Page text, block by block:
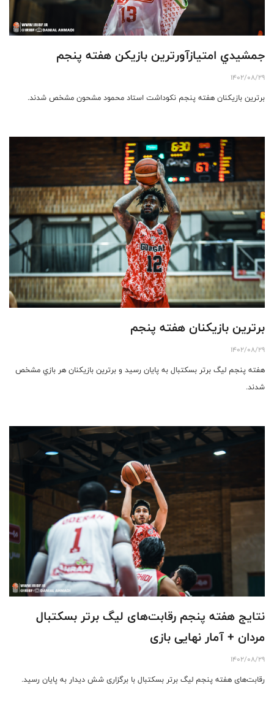
جمشيدي امتيازآورترين بازيكن هفته پنجم
1402/08/29
برترين بازيكنان هفته پنجم نكوداشت استاد محمود مشحون مشخص شدند.
برترين بازيكنان هفته پنجم
1402/08/29
هفته پنجم ليگ برتر بسكتبال به پايان رسيد و برترين بازيكنان هر بازي مشخص
شدند.
نتایج هفته پنجم رقابت‌های لیگ برتر بسکتبال
مردان + آمار نهایی بازی
1402/08/29
رقابت‌های هفته پنجم لیگ برتر بسکتبال با برگزاری شش دیدار به پایان رسید.